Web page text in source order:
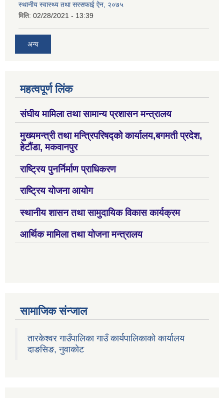
स्थानीय स्वास्थ्य तथा सरसफाई ऐन, २०७५
मिति: 02/28/2021 - 13:39
अन्य
महत्वपूर्ण लिंक
संघीय मामिला तथा सामान्य प्रशासन मन्त्रालय
मुख्यमन्त्री तथा मन्त्रिपरिषद्को कार्यालय,बगमती प्रदेश,
हेटौंडा, मकवानपुर
राष्ट्रिय पुनर्निर्माण प्राधिकरण
राष्ट्रिय योजना आयोग
स्थानीय शासन तथा सामुदायिक विकास कार्यक्रम
आर्थिक मामिला तथा योजना मन्त्रालय
सामाजिक संन्जाल
तारकेश्वर गाउँपालिका गाउँ कार्यपालिकाको कार्यालय
दाङसिङ, नुवाकोट